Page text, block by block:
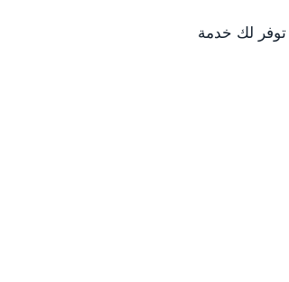
توفر لك خدمة